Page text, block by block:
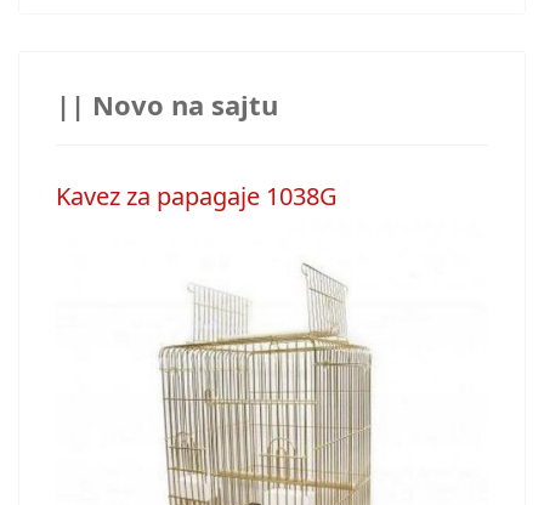
|| Novo na sajtu
Kavez za papagaje 1038G